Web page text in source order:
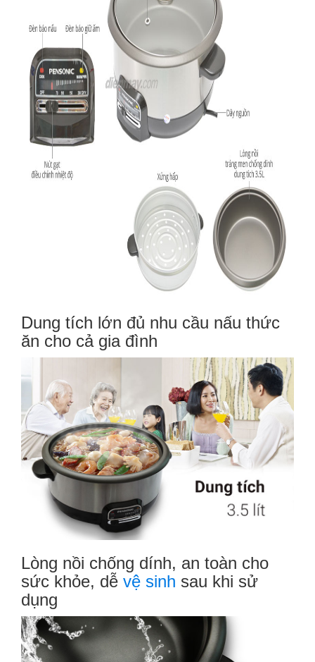
Dung tích lớn đủ nhu cầu nấu thức
ăn cho cả gia đình
Lòng nồi chống dính, an toàn cho
sức khỏe, dễ vệ sinh sau khi sử
dụng